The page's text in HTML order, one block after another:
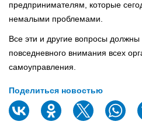
предпринимателям, которые
немалыми проблемами.
Все эти и другие вопросы должны
повседневного внимания всех
самоуправления.
Поделиться новостью